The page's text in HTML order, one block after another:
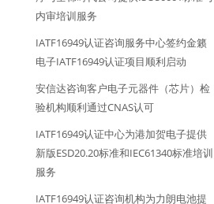
内审培训服务
IATF16949认证咨询服务中心签约金籁
电子IATF16949认证项目顺利启动
安信达咨询客户电子元器件（芯片）检
验机构顺利通过CNAS认可
IATF16949认证中心为港加贺电子提供
新版ESD20.20标准和IEC61340标准培训
服务
IATF16949认证咨询机构为力朗电池提